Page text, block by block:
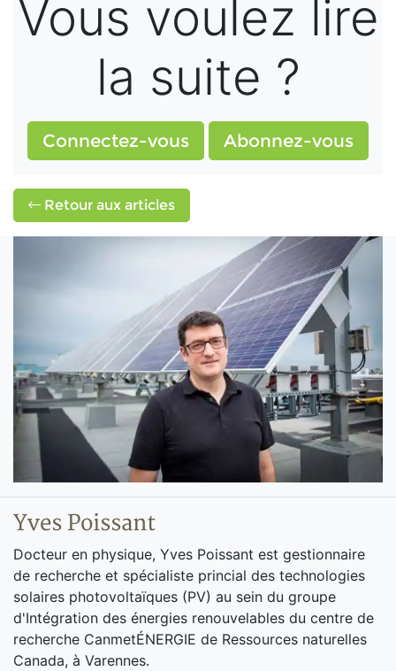
Vous voulez lire
la suite ?
Connectez-vous Abonnez-vous
Retour aux articles
Yves Poissant
Docteur en physique, Yves Poissant est gestionnaire
de recherche et spécialiste princial des technologies
solaires photovoltaïques (PV) au sein du groupe
d'Intégration des énergies renouvelables du centre de
recherche CanmetÉNERGIE de Ressources naturelles
Canada, à Varennes.